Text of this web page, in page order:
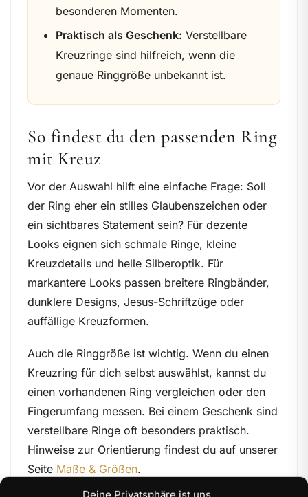
besonderen Momenten.
Praktisch als Geschenk: Verstellbare
Kreuzringe sind hilfreich, wenn die
genaue Ringgröße unbekannt ist.
So findest du den passenden Ring
mit Kreuz
Vor der Auswahl hilft eine einfache Frage: Soll
der Ring eher ein stilles Glaubenszeichen oder
ein sichtbares Statement sein? Für dezente
Looks eignen sich schmale Ringe, kleine
Kreuzdetails und helle Silberoptik. Für
markantere Looks passen breitere Ringbänder,
dunklere Designs, Jesus-Schriftzüge oder
auffällige Kreuzformen.
Auch die Ringgröße ist wichtig. Wenn du einen
Kreuzring für dich selbst auswählst, kannst du
einen vorhandenen Ring vergleichen oder den
Fingerumfang messen. Bei einem Geschenk sind
verstellbare Ringe oft besonders praktisch.
Hinweise zur Orientierung findest du auf unserer
Seite Maße & Größen.